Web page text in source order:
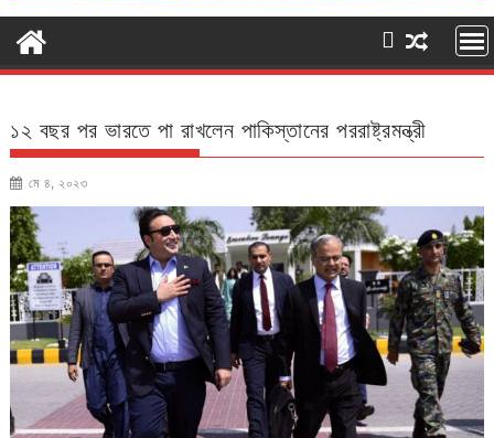
১২ বছর পর ভারতে পা রাখলেন পাকিস্তানের পররাষ্ট্রমন্ত্রী
মে ৪, ২০২৩